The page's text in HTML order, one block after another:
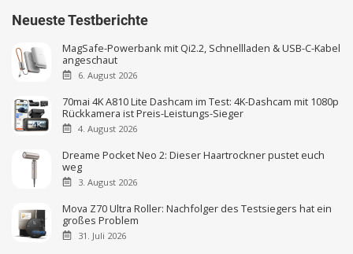
Neueste Testberichte
MagSafe-Powerbank mit Qi2.2, Schnellladen & USB-C-Kabel
angeschaut
6. August 2026
70mai 4K A810 Lite Dashcam im Test: 4K-Dashcam mit 1080p
Rückkamera ist Preis-Leistungs-Sieger
4. August 2026
Dreame Pocket Neo 2: Dieser Haartrockner pustet euch
weg
3. August 2026
Mova Z70 Ultra Roller: Nachfolger des Testsiegers hat ein
großes Problem
31. Juli 2026